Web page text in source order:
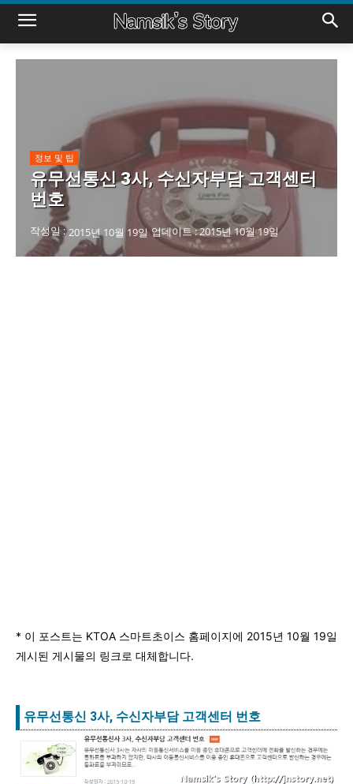
정보 및 팁
유무선통신 3사, 수신자부담 고객센터
번호
작성일 : 2015년 10월 19일 업데이트 :2015년 10월 19일
* 이 포스트는 KTOA 스마트초이스 홈페이지에 2015년 10월 19일
게시된 게시물의 링크로 대체합니다.
유무선통신 3사, 수신자부담 고객센터 번호